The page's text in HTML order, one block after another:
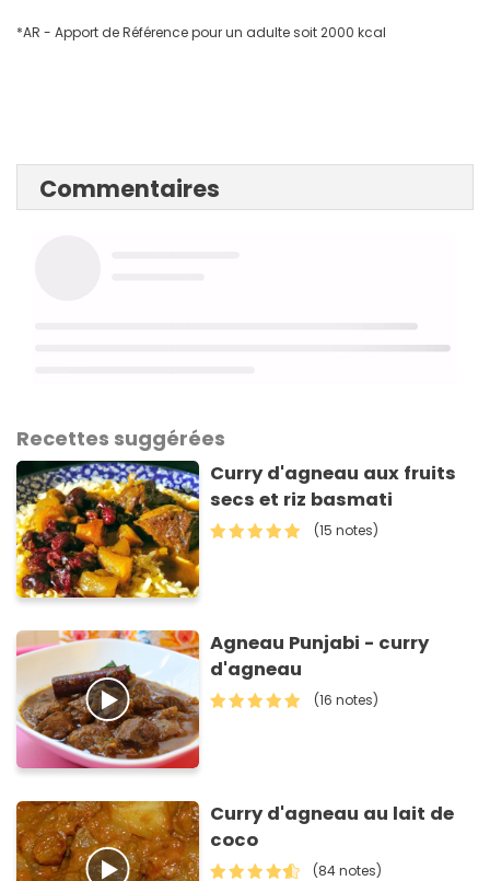
*AR - Apport de Référence pour un adulte soit 2000 kcal
Commentaires
Recettes suggérées
Curry d'agneau aux fruits
secs et riz basmati
(15 notes)
Agneau Punjabi - curry
d'agneau
(16 notes)
Curry d'agneau au lait de
coco
(84 notes)